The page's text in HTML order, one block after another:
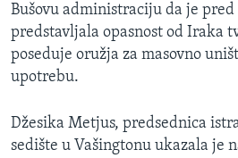
Bušovu administraciju da je
predstavljala opasnost od Iraka
poseduje oružja za masovno
upotrebu.
Džesika Metjus, predsednica
sedište u Vašingtonu ukazala je